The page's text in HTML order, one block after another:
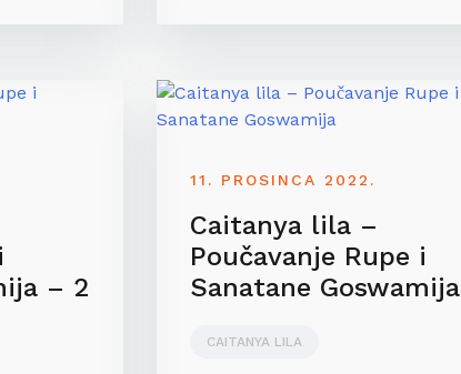
– 2
11. PROSINCA 2022.
Caitanya lila –
Poučavanje Rupe i
Sanatane Goswamija
CAITANYA LILA